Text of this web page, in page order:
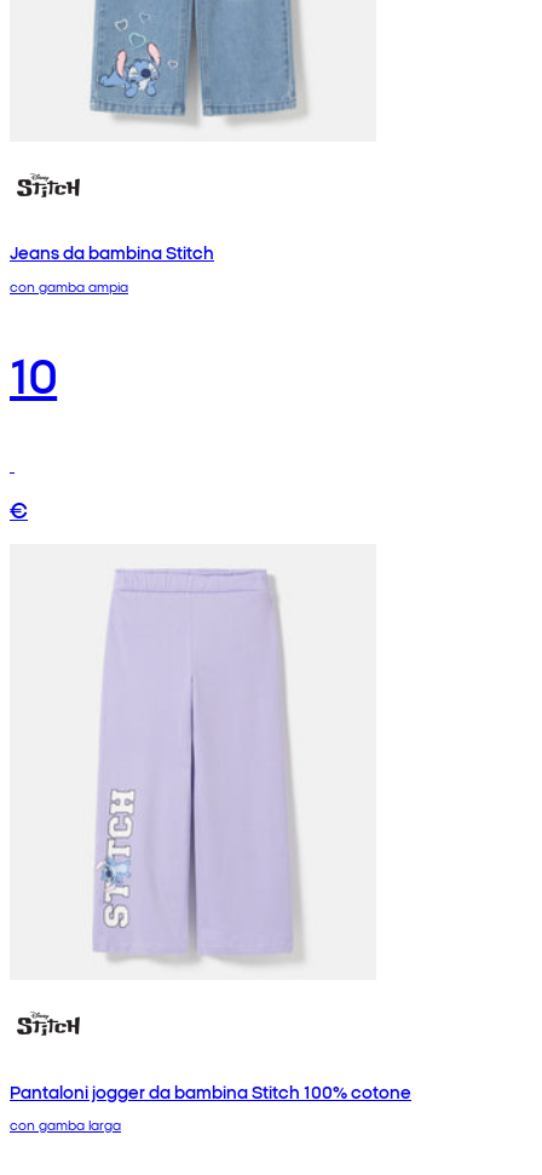
Jeans da bambina Stitch
con gamba ampia
10
€
Pantaloni jogger da bambina Stitch 100% cotone
con gamba larga